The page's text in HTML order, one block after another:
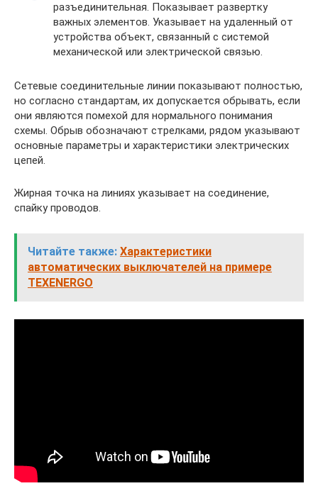
разъединительная. Показывает развертку
важных элементов. Указывает на удаленный от
устройства объект, связанный с системой
механической или электрической связью.
Сетевые соединительные линии показывают полностью,
но согласно стандартам, их допускается обрывать, если
они являются помехой для нормального понимания
схемы. Обрыв обозначают стрелками, рядом указывают
основные параметры и характеристики электрических
цепей.
Жирная точка на линиях указывает на соединение,
спайку проводов.
Читайте также: Характеристики
автоматических выключателей на примере
TEXENERGO